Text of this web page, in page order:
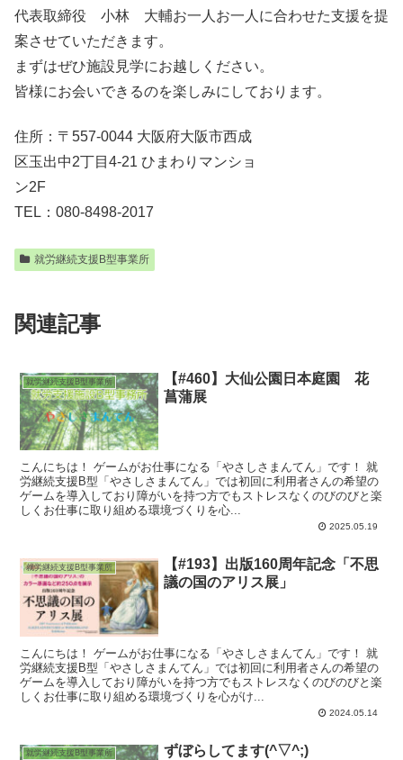
代表取締役 小林 大輔お一人お一人に合わせた支援を提
案させていただきます。
まずはぜひ施設見学にお越しください。
皆様にお会いできるのを楽しみにしております。
住所：〒557-0044 大阪府大阪市西成
区玉出中2丁目4-21 ひまわりマンショ
ン2F
TEL：080-8498-2017
就労継続支援B型事業所
関連記事
就労継続支援B型事業所
【#460】大仙公園日本庭園 花
菖蒲展
こんにちは！ ゲームがお仕事になる「やさしさまんてん」です！ 就
労継続支援B型「やさしさまんてん」では初回に利用者さんの希望の
ゲームを導入しており障がいを持つ方でもストレスなくのびのびと楽
しくお仕事に取り組める環境づくりを心...
2025.05.19
就労継続支援B型事業所
【#193】出版160周年記念「不思
議の国のアリス展」
こんにちは！ ゲームがお仕事になる「やさしさまんてん」です！ 就
労継続支援B型「やさしさまんてん」では初回に利用者さんの希望の
ゲームを導入しており障がいを持つ方でもストレスなくのびのびと楽
しくお仕事に取り組める環境づくりを心がけ...
2024.05.14
就労継続支援B型事業所 ずぼらしてます(^▽^;)